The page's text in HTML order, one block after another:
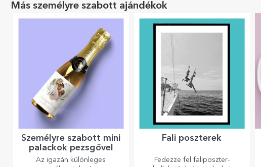
Más személyre szabott ajándékok
Személyre szabott mini
palackok pezsgővel
Az igazán különleges
Fali poszterek
Fedezze fel faliposzter-